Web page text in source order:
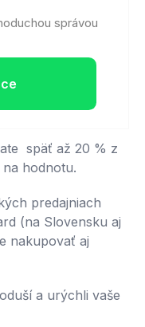
správou
späť až 20 % z
hodnotu.
predajniach
(na Slovensku aj
nakupovať aj
a urýchli vaše